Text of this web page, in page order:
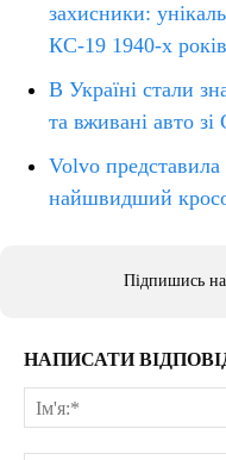
захисники:
КС-19 1940-х років
В Україні стали
та вживані авто
Volvo
найшвидший
Підпишись
НАПИСАТИ